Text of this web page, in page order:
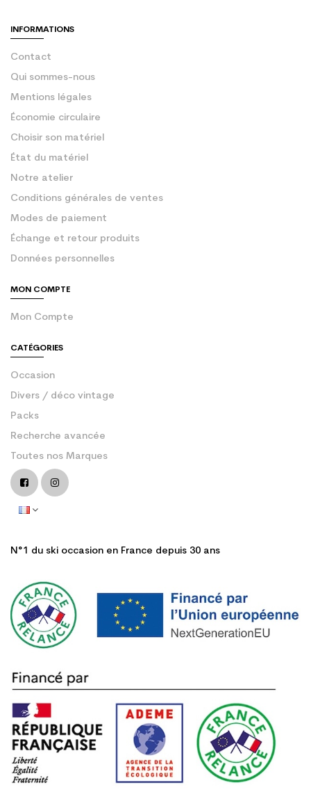
INFORMATIONS
Contact
Qui sommes-nous
Mentions légales
Économie circulaire
Choisir son matériel
État du matériel
Notre atelier
Conditions générales de ventes
Modes de paiement
Échange et retour produits
Données personnelles
MON COMPTE
Mon Compte
CATÉGORIES
Occasion
Divers / déco vintage
Packs
Recherche avancée
Toutes nos Marques
N°1 du ski occasion en France depuis 30 ans